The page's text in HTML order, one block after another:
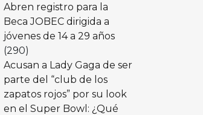
Abren registro para la
Beca JOBEC dirigida a
jóvenes de 14 a 29 años
(290)
Acusan a Lady Gaga de ser
parte del “club de los
zapatos rojos” por su look
en el Super Bowl: ¿Qué